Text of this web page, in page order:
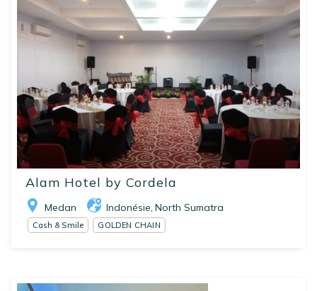
Alam Hotel by Cordela
Medan Indonésie North Sumatra
Cash & Smile GOLDEN CHAIN